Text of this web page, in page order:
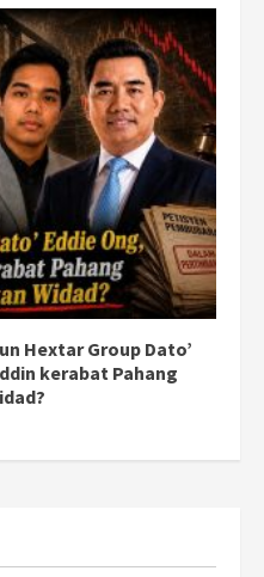
Hextar Group Dato’
kerabat Pahang